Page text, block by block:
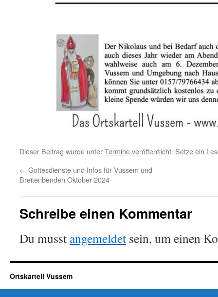
Dieser Beitrag wurde unterTermineveröffentlicht. Setze ein
← Gottesdienste und Infos für Vussem und
Breitenbenden Oktober 2024
Schreibe einen Kommentar
Du musst angemeldet sein, um einen
Ortskartell Vussem